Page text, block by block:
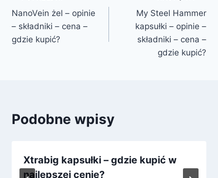
wpisu
NanoVein żel – opinie
– składniki – cena –
gdzie kupić?
My Steel Hammer
kapsułki – opinie –
składniki – cena –
gdzie kupić?
Podobne wpisy
Xtrabig kapsułki – gdzie kupić w
najlepszej cenie?